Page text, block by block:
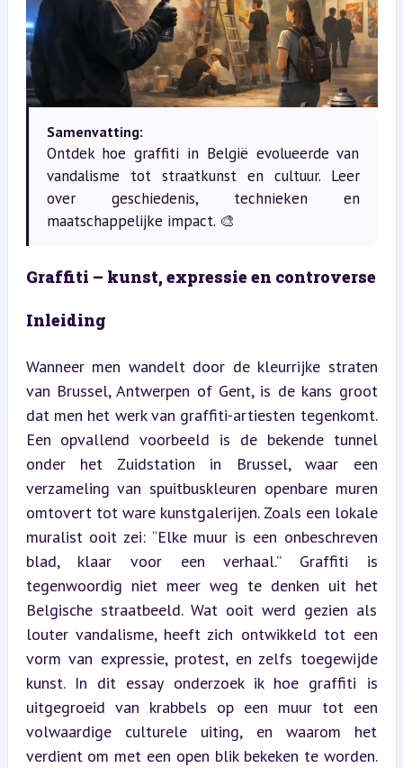
Samenvatting:
Ontdek hoe graffiti in België evolueerde van
vandalisme tot straatkunst en cultuur. Leer
over geschiedenis, technieken en
maatschappelijke impact. 🎨
Graffiti – kunst, expressie en controverse
Inleiding
Wanneer men wandelt door de kleurrijke straten
van Brussel, Antwerpen of Gent, is de kans groot
dat men het werk van graffiti-artiesten tegenkomt.
Een opvallend voorbeeld is de bekende tunnel
onder het Zuidstation in Brussel, waar een
verzameling van spuitbuskleuren openbare muren
omtovert tot ware kunstgalerijen. Zoals een lokale
muralist ooit zei: “Elke muur is een onbeschreven
blad, klaar voor een verhaal.” Graffiti is
tegenwoordig niet meer weg te denken uit het
Belgische straatbeeld. Wat ooit werd gezien als
louter vandalisme, heeft zich ontwikkeld tot een
vorm van expressie, protest, en zelfs toegewijde
kunst. In dit essay onderzoek ik hoe graffiti is
uitgegroeid van krabbels op een muur tot een
volwaardige culturele uiting, en waarom het
verdient om met een open blik bekeken te worden.